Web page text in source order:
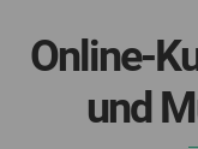
Online-
und